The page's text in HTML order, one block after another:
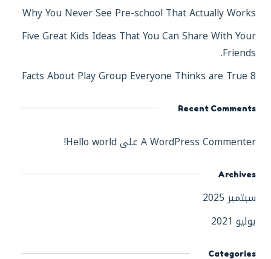
Why You Never See Pre-school That Actually Works
Five Great Kids Ideas That You Can Share With Your
Friends.
8 Facts About Play Group Everyone Thinks are True
Recent Comments
A WordPress Commenter علىHello world!
Archives
سبتمبر 2025
يوليو 2021
Categories